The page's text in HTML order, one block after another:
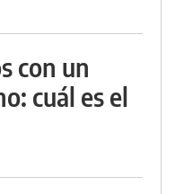
con un
cuál es el